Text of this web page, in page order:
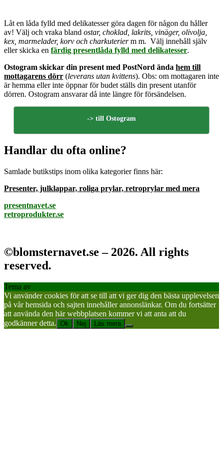
Låt en låda fylld med delikatesser göra dagen för någon du håller
av! Välj och vraka bland ostar, choklad, lakrits, vinäger, olivolja,
kex, marmelader, korv och charkuterierm m. Välj innehåll själv
eller skicka en färdig presentlåda fylld med delikatesser.
Ostogram skickar din present med PostNord ända hem till
mottagarens dörr (leverans utan kvittens). Obs: om mottagaren inte
är hemma eller inte öppnar för budet ställs din present utanför
dörren. Ostogram ansvarar då inte längre för försändelsen.
-> till Ostogram
Handlar du ofta online?
Samlade butikstips inom olika kategorier finns här:
Presenter, julklappar, roliga prylar, retroprylar med mera
presentnavet.se
retroprodukter.se
©blomsternavet.se – 2026. All rights
reserved.
Tema av
Vi använder cookies för att se till att vi ger dig den bästa upplevelsen
på vår hemsida och sajten innehåller annonslänkar. Om du fortsätter
att använda den här webbplatsen kommer vi att anta att du
godkänner detta. Ok Nej Läs mera